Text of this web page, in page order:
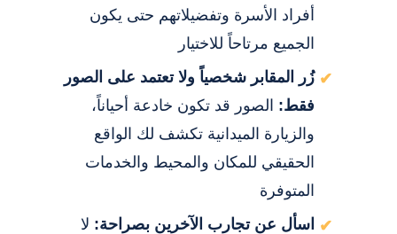
أفراد الأسرة وتفضيلاتهم حتى يكون
الجميع مرتاحاً للاختيار
زُر المقابر شخصياً ولا تعتمد على الصور
فقط: الصور قد تكون خادعة أحياناً،
والزيارة الميدانية تكشف لك الواقع
الحقيقي للمكان والمحيط والخدمات
المتوفرة
اسأل عن تجارب الآخرين بصراحة: لا